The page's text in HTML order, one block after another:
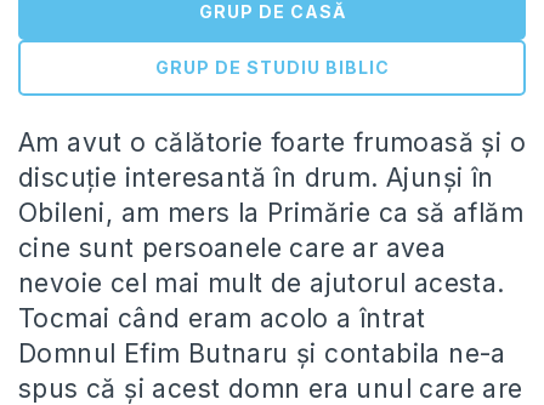
GRUP DE CASĂ
GRUP DE STUDIU BIBLIC
Am avut o călătorie foarte frumoasă şi o
discuţie interesantă în drum. Ajunşi în
Obileni, am mers la Primărie ca să aflăm
cine sunt persoanele care ar avea
nevoie cel mai mult de ajutorul acesta.
Tocmai când eram acolo a întrat
Domnul Efim Butnaru şi contabila ne-a
spus că şi acest domn era unul care are